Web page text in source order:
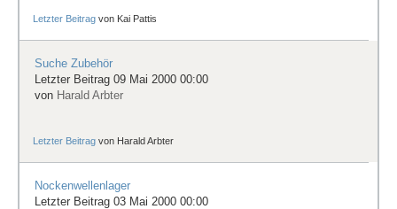
Letzter Beitrag von Kai Pattis
Suche Zubehör
Letzter Beitrag 09 Mai 2000 00:00
von Harald Arbter
Letzter Beitrag von Harald Arbter
Nockenwellenlager
Letzter Beitrag 03 Mai 2000 00:00